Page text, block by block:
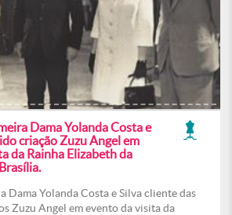
Dama Yolanda Costa e
criação Zuzu Angel em
da Rainha Elizabeth da
Dama Yolanda Costa e Silva cliente das
Zuzu Angel em evento da visita da